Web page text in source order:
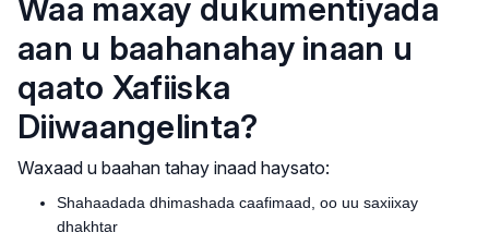
Waa maxay dukumentiyada
aan u baahanahay inaan u
qaato Xafiiska
Diiwaangelinta?
Waxaad u baahan tahay inaad haysato:
Shahaadada dhimashada caafimaad, oo uu saxiixay
dhakhtar